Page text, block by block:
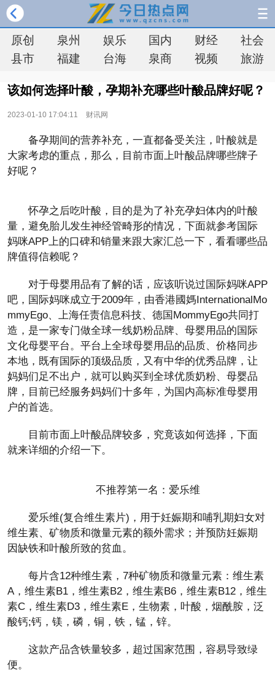
原创 泉州 娱乐 国内 财经
社会
县市
福建 台海 泉商 视频 旅游
该如何选择叶酸，孕期补充哪些叶酸品牌好呢？
2023-01-10 17:04:11 财讯网
备孕期间的营养补充，一直都备受关注，叶酸就是
大家考虑的重点，那么，目前市面上叶酸品牌哪些牌子
好呢？
怀孕之后吃叶酸，目的是为了补充孕妇体内的叶酸
量，避免胎儿发生神经管畸形的情况，下面就参考国际
妈咪APP上的口碑和销量来跟大家汇总一下，看看哪些品
牌值得信赖呢？
对于母婴用品有了解的话，应该听说过国际妈咪APP
吧，国际妈咪成立于2009年，由香港國媽InternationalMo
mmyEgo、上海任责信息科技、德国MommyEgo共同打
造，是一家专门做全球一线奶粉品牌、母婴用品的国际
文化母婴平台。平台上全球母婴用品的品质、价格同步
本地，既有国际的顶级品质，又有中华的优秀品牌，让
妈妈们足不出户，就可以购买到全球优质奶粉、母婴品
牌，目前已经服务妈妈们十多年，为国内高标准母婴用
户的首选。
目前市面上叶酸品牌较多，究竟该如何选择，下面
就来详细的介绍一下。
不推荐第一名：爱乐维
爱乐维(复合维生素片)，用于妊娠期和哺乳期妇女对
维生素、矿物质和微量元素的额外需求；并预防妊娠期
因缺铁和叶酸所致的贫血。
每片含12种维生素，7种矿物质和微量元素：维生素
A，维生素B1，维生素B2，维生素B6，维生素B12，维生
素C，维生素D3，维生素E，生物素，叶酸，烟酰胺，泛
酸钙;钙，镁，磷，铜，铁，锰，锌。
这款产品含铁量较多，超过国家范围，容易导致绿
便。